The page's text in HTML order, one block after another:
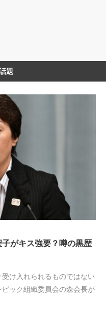
題
子がキス強要？噂の黒歴
け入れられるものではない
ック組織委員会の森会長が